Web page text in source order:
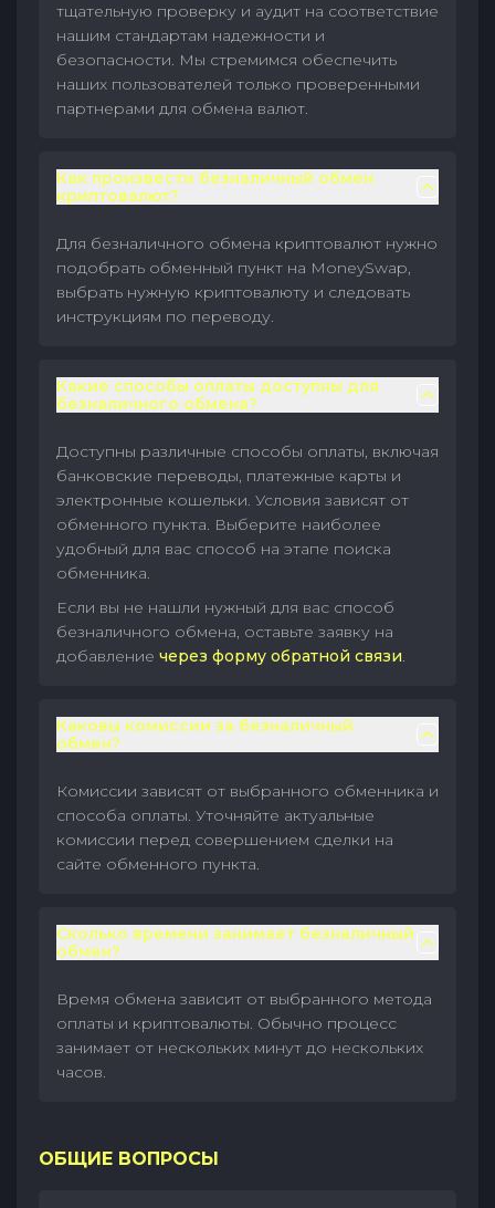
тщательную проверку и аудит на соответствие
нашим стандартам надежности и
безопасности. Мы стремимся обеспечить
наших пользователей только проверенными
партнерами для обмена валют.
Как произвести безналичный обмен
криптовалют?
Для безналичного обмена криптовалют нужно
подобрать обменный пункт на MoneySwap,
выбрать нужную криптовалюту и следовать
инструкциям по переводу.
Какие способы оплаты доступны для
безналичного обмена?
Доступны различные способы оплаты, включая
банковские переводы, платежные карты и
электронные кошельки. Условия зависят от
обменного пункта. Выберите наиболее
удобный для вас способ на этапе поиска
обменника.
Если вы не нашли нужный для вас способ
безналичного обмена, оставьте заявку на
добавление через форму обратной связи.
Каковы комиссии за безналичный
обмен?
Комиссии зависят от выбранного обменника и
способа оплаты. Уточняйте актуальные
комиссии перед совершением сделки на
сайте обменного пункта.
Сколько времени занимает безналичный
обмен?
Время обмена зависит от выбранного метода
оплаты и криптовалюты. Обычно процесс
занимает от нескольких минут до нескольких
часов.
ОБЩИЕ ВОПРОСЫ